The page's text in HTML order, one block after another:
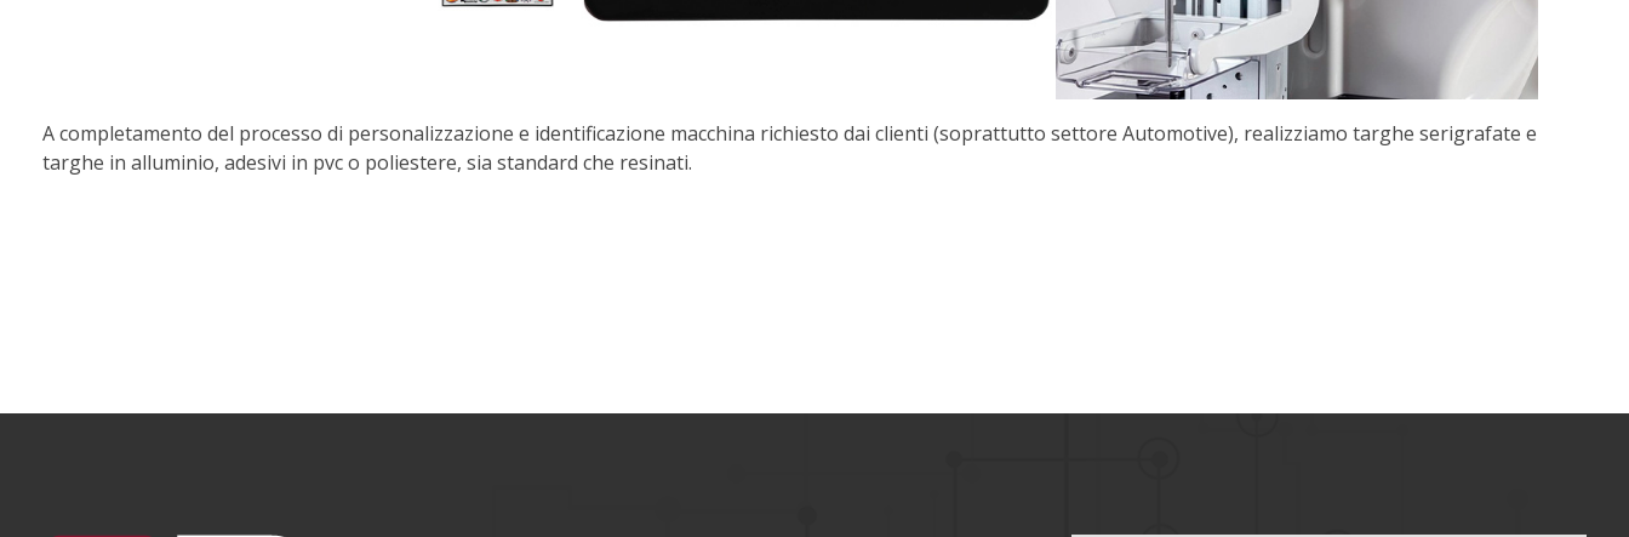
A completamento del processo di personalizzazione e identificazione macchina richiesto dai clienti (soprattutto settore Automotive), realizziamo targhe serigrafate e
targhe in alluminio, adesivi in pvc o poliestere, sia standard che resinati.